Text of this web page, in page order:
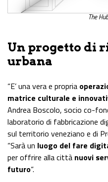
The
Un progetto di
urbana
“E’ una vera e propria
matrice culturale e
Andrea Boscolo, socio co-
laboratorio di fabbricazione
sul territorio veneziano e di
“Sarà un luogo del fare
per offrire alla città nuovi
futuro“.